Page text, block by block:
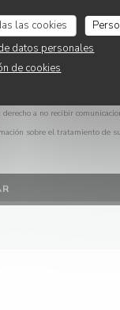
las cookies
datos personales
de cookies
a no recibir
sobre el tratamiento de